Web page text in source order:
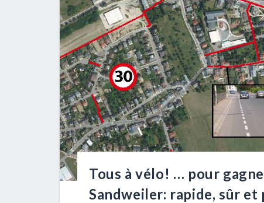
Tous à vélo! … pour
Sandweiler: rapide, sûr et